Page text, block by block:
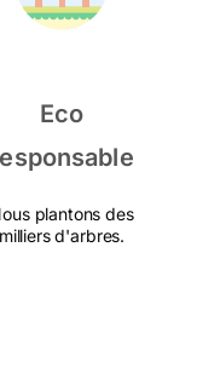
Eco
plantons des
milliers d'arbres.